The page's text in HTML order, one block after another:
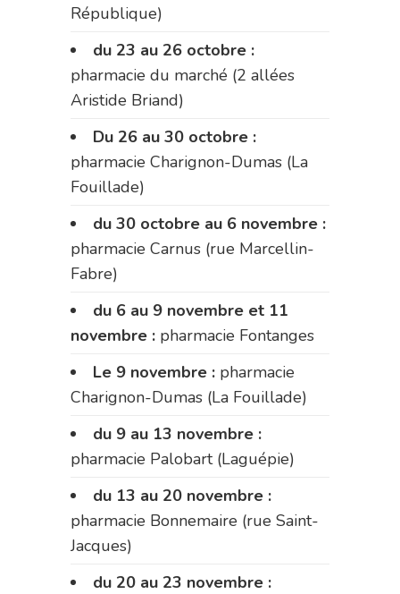
République)
du 23 au 26 octobre :
pharmacie du marché (2 allées
Aristide Briand)
Du 26 au 30 octobre :
pharmacie Charignon-Dumas (La
Fouillade)
du 30 octobre au 6 novembre :
pharmacie Carnus (rue Marcellin-
Fabre)
du 6 au 9 novembre et 11
novembre : pharmacie Fontanges
Le 9 novembre : pharmacie
Charignon-Dumas (La Fouillade)
du 9 au 13 novembre :
pharmacie Palobart (Laguépie)
du 13 au 20 novembre :
pharmacie Bonnemaire (rue Saint-
Jacques)
du 20 au 23 novembre :